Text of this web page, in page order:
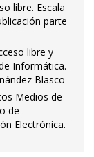
libre. Escala
parte
libre y
Informática.
Blasco
Medios de
de
Electrónica.